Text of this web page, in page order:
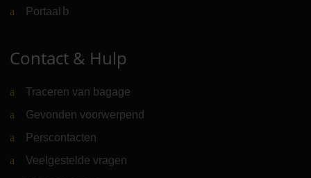
Portaal (Link naar externe website)
Contact & Hulp
Traceren van bagage
Gevonden voorwerpend
Perscontacten
Veelgestelde vragen